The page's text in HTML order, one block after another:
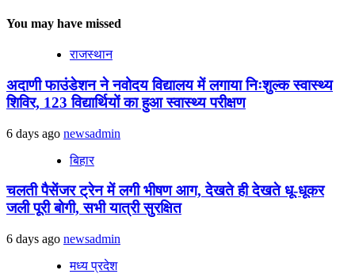
You may have missed
राजस्थान
अदाणी फाउंडेशन ने नवोदय विद्यालय में लगाया निःशुल्क स्वास्थ्य
शिविर, 123 विद्यार्थियों का हुआ स्वास्थ्य परीक्षण
6 days ago newsadmin
बिहार
चलती पैसेंजर ट्रेन में लगी भीषण आग, देखते ही देखते धू-धूकर
जली पूरी बोगी, सभी यात्री सुरक्षित
6 days ago newsadmin
मध्य प्रदेश